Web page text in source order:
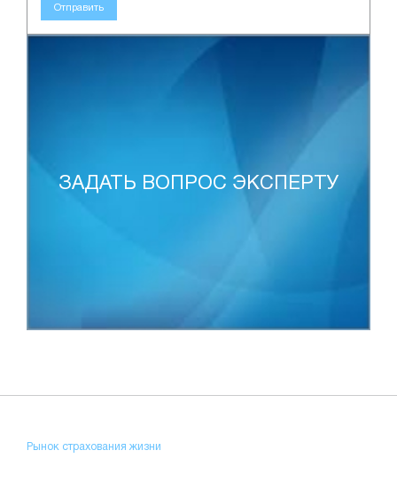
Отправить
ЗАДАТЬ ВОПРОС ЭКСПЕРТУ
Рынок страхования жизни